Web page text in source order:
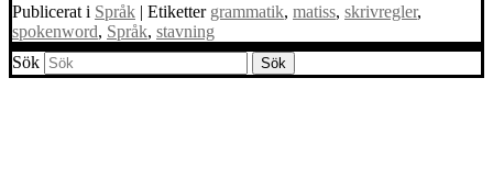
Publicerat i Språk | Etiketter grammatik, matiss, skrivregler,
spokenword, Språk, stavning
Sök